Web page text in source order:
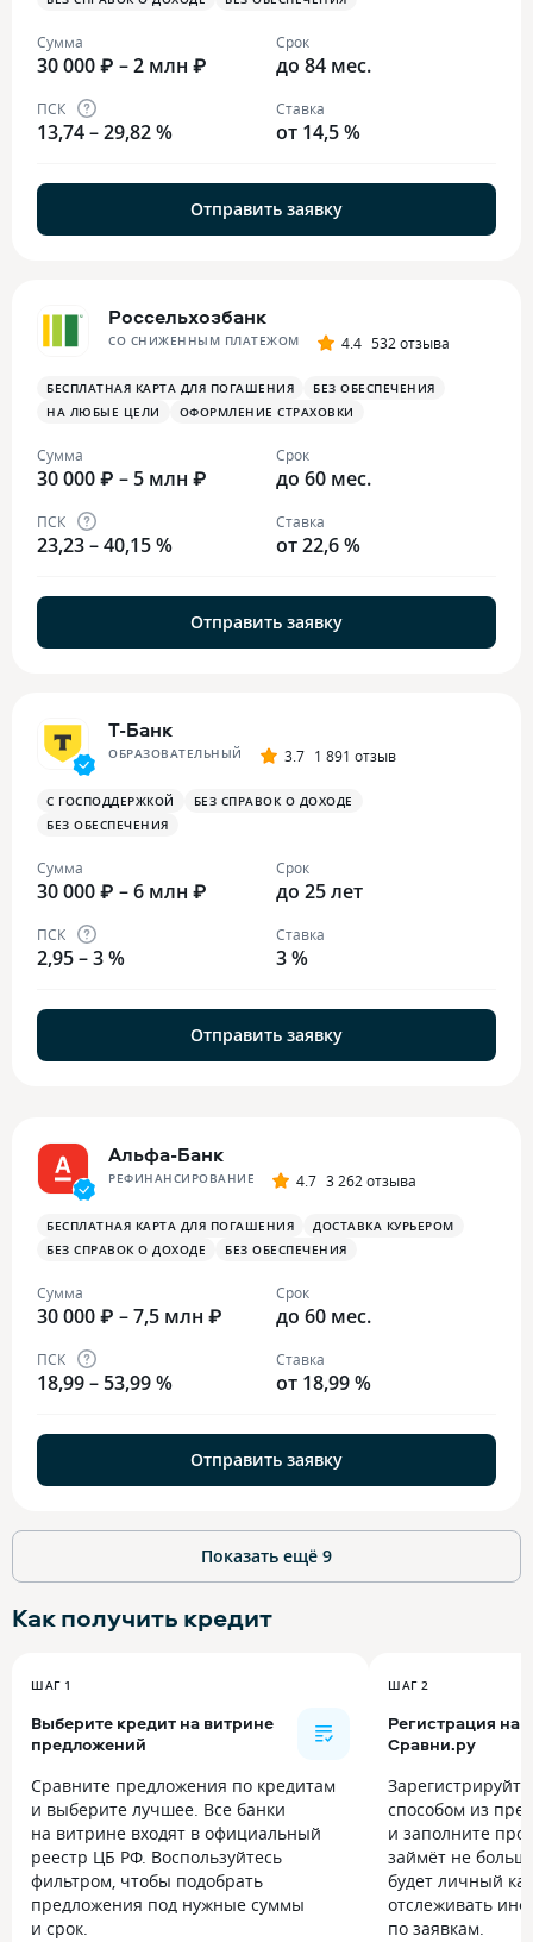
Сумма
30 000 ₽ – 2 млн ₽
Срок
до 84 мес.
ПСК
13,74 – 29,82 %
Ставка
от 14,5 %
Отправить заявку
Россельхозбанк
СО СНИЖЕННЫМ ПЛАТЕЖОМ 4.4 532 отзыва
БЕСПЛАТНАЯ КАРТА ДЛЯ ПОГАШЕНИЯ
БЕЗ ОБЕСПЕЧЕНИЯ
НА ЛЮБЫЕ ЦЕЛИ
ОФОРМЛЕНИЕ СТРАХОВКИ
Сумма
30 000 ₽ – 5 млн ₽
Срок
до 60 мес.
ПСК
23,23 – 40,15 %
Ставка
от 22,6 %
Отправить заявку
Т-Банк
ОБРАЗОВАТЕЛЬНЫЙ 3.7 1 891 отзыв
С ГОСПОДДЕРЖКОЙ
БЕЗ СПРАВОК О ДОХОДЕ
БЕЗ ОБЕСПЕЧЕНИЯ
Сумма
30 000 ₽ – 6 млн ₽
Срок
до 25 лет
ПСК
2,95 – 3 %
Ставка
3 %
Отправить заявку
Альфа-Банк
РЕФИНАНСИРОВАНИЕ 4.7 3 262 отзыва
БЕСПЛАТНАЯ КАРТА ДЛЯ ПОГАШЕНИЯ
ДОСТАВКА КУРЬЕРОМ
БЕЗ СПРАВОК О ДОХОДЕ
БЕЗ ОБЕСПЕЧЕНИЯ
Сумма
30 000 ₽ – 7,5 млн ₽
Срок
до 60 мес.
ПСК
18,99 – 53,99 %
Ставка
от 18,99 %
Отправить заявку
Показать ещё 9
Как получить кредит
ШАГ 1
Выберите кредит на витрине
предложений
Сравните предложения по кредитам
и выберите лучшее. Все банки
на витрине входят в официальный
реестр ЦБ РФ. Воспользуйтесь
фильтром, чтобы подобрать
предложения под нужные суммы
и срок.
ШАГ 2
Регистрация на
Сравни.ру
способом из
и заполните
займёт не
будет личный
отслеживать
по заявкам.